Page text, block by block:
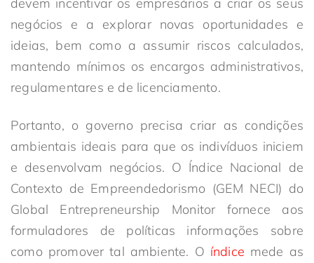
negócios e a explorar novas oportunidades e
ideias, bem como a assumir riscos calculados,
mantendo mínimos os encargos administrativos,
regulamentares e de licenciamento.
Portanto, o governo precisa criar as condições
ambientais ideais para que os indivíduos iniciem
e desenvolvam negócios. O Índice Nacional de
Contexto de Empreendedorismo (GEM NECI) do
Global Entrepreneurship Monitor fornece aos
formuladores de políticas informações sobre
como promover tal ambiente. O índice mede as